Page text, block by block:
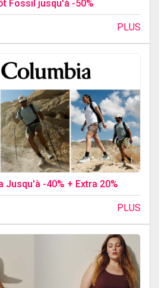
Fossil jusqu'à -50%
PLUS
Jusqu'à -40% + Extra 20%
PLUS